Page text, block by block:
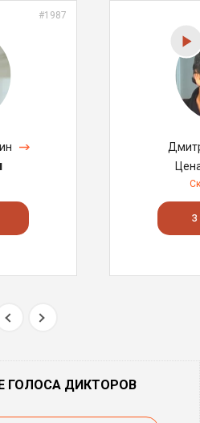
#1987
ГОЛОСА ДИКТОРОВ